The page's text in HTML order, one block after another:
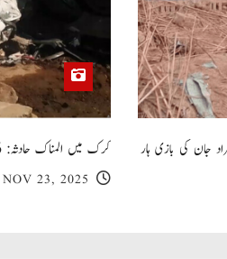
گھر کی چھت گرنے کا سانحہ: 5 افراد جان کی بازی ہار
کرک میں المناک حادثہ: 6 افراد جاں بحق، متعدد زخمی
NOV 23, 2025